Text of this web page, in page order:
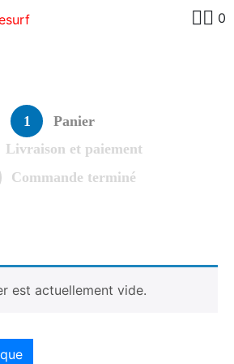
0
1
Panier
Livraison et paiement
Commande terminé
est actuellement vide.